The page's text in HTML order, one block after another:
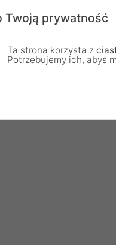
Twoją prywatność
Ta strona korzysta z
Potrzebujemy ich, abyś